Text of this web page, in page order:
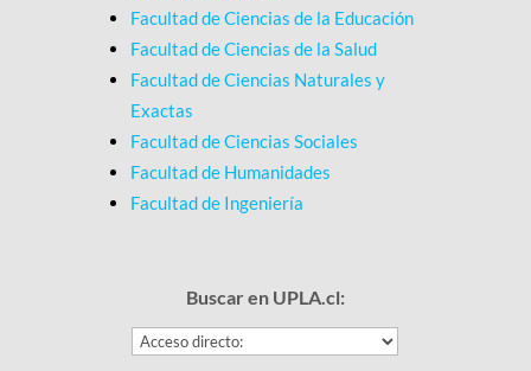
Facultad de Ciencias de la Educación
Facultad de Ciencias de la Salud
Facultad de Ciencias Naturales y
Exactas
Facultad de Ciencias Sociales
Facultad de Humanidades
Facultad de Ingeniería
Buscar en UPLA.cl: